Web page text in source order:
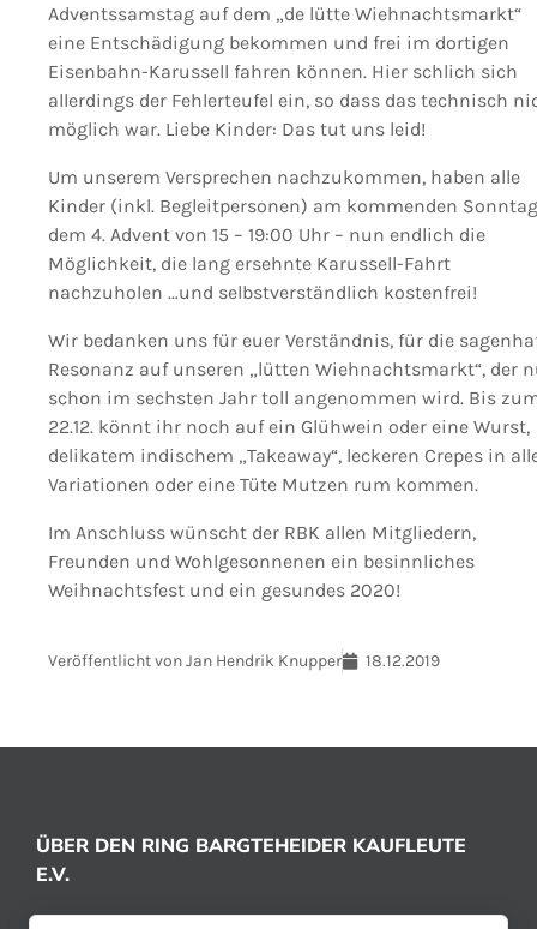
Adventssamstag auf dem „de lütte Wiehnachtsmarkt“
eine Entschädigung bekommen und frei im dortigen
Eisenbahn-Karussell fahren können. Hier schlich sich
allerdings der Fehlerteufel ein, so dass das technisch
möglich war. Liebe Kinder: Das tut uns leid!
Um unserem Versprechen nachzukommen, haben alle
Kinder (inkl. Begleitpersonen) am kommenden
dem 4. Advent von 15 – 19:00 Uhr – nun endlich die
Möglichkeit, die lang ersehnte Karussell-Fahrt
nachzuholen …und selbstverständlich kostenfrei!
Wir bedanken uns für euer Verständnis, für die
Resonanz auf unseren „lütten Wiehnachtsmarkt“, der
schon im sechsten Jahr toll angenommen wird. Bis
22.12. könnt ihr noch auf ein Glühwein oder eine Wurst,
delikatem indischem „Takeaway“, leckeren Crepes in
Variationen oder eine Tüte Mutzen rum kommen.
Im Anschluss wünscht der RBK allen Mitgliedern,
Freunden und Wohlgesonnenen ein besinnliches
Weihnachtsfest und ein gesundes 2020!
Veröffentlicht vonJan Hendrik Knupper 18.12.2019
ÜBER DEN RING BARGTEHEIDER KAUFLEUTE
E.V.